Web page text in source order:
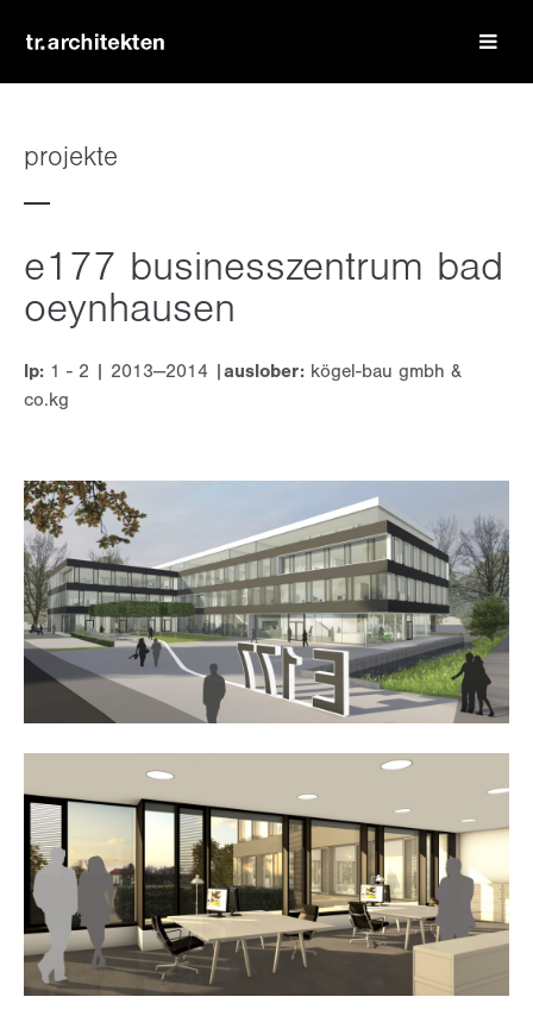
passwort
register
lorem ipsum dolor sit amet:
24h/ 365days
we offer support for our customers
mon - fri 8:00am - 5:00pm(gmt +1)
get in touch
cybersteel inc.
376-293 city road, suite 600
san francisco, ca 94102
have any questions?
+44 1234 567 890
projekte
e177 businesszentrum bad
oeynhausen
lp: 1 - 2 | 2013—2014 | auslober: kögel-bau gmbh &
co.kg